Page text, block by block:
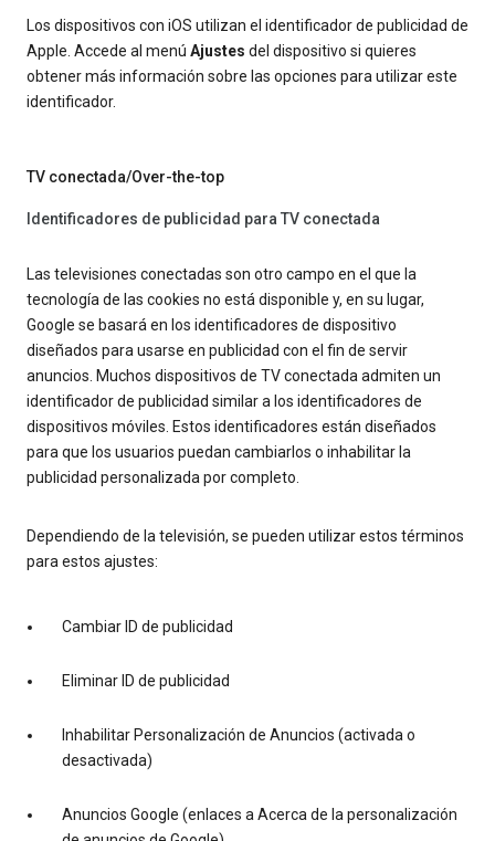
Los dispositivos con iOS utilizan el identificador de publicidad de
Apple. Accede al menú Ajustes del dispositivo si quieres
obtener más información sobre las opciones para utilizar este
identificador.
TV conectada/Over-the-top
Identificadores de publicidad para TV conectada
Las televisiones conectadas son otro campo en el que la
tecnología de las cookies no está disponible y, en su lugar,
Google se basará en los identificadores de dispositivo
diseñados para usarse en publicidad con el fin de servir
anuncios. Muchos dispositivos de TV conectada admiten un
identificador de publicidad similar a los identificadores de
dispositivos móviles. Estos identificadores están diseñados
para que los usuarios puedan cambiarlos o inhabilitar la
publicidad personalizada por completo.
Dependiendo de la televisión, se pueden utilizar estos términos
para estos ajustes:
Cambiar ID de publicidad
Eliminar ID de publicidad
Inhabilitar Personalización de Anuncios (activada o
desactivada)
Anuncios Google (enlaces a Acerca de la personalización